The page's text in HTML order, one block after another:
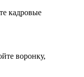
кадровые
воронку,